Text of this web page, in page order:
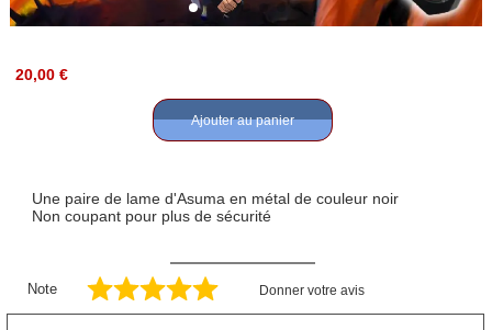
20,00 €
Ajouter au panier
Une paire de lame d'Asuma en métal de couleur noir
Non coupant pour plus de sécurité
Note Donner votre avis